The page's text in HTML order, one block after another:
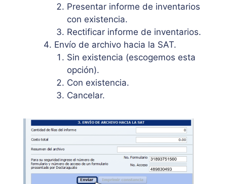
Presentar informe de inventarios
con existencia.
Rectificar informe de inventarios.
Envío de archivo hacia la SAT.
Sin existencia (escogemos esta
opción).
Con existencia.
Cancelar.